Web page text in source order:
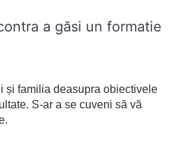
a găsi un formatie
și familia deasupra obiectivele
S-ar a se cuveni să vă